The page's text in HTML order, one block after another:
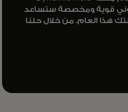
قوية ومخصصة ستساعد
هذا العام. من خلال حلنا